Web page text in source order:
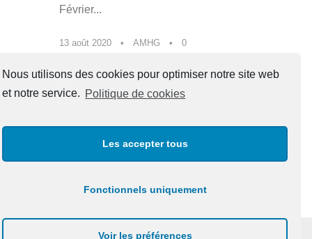
Nous utilisons des cookies pour optimiser notre site web
et notre service. Politique de cookies
Les accepter tous
Fonctionnels uniquement
Voir les préférences
Février...
13 août 2020 • AMHG • 0
En lire plus
1 … 6 7 8